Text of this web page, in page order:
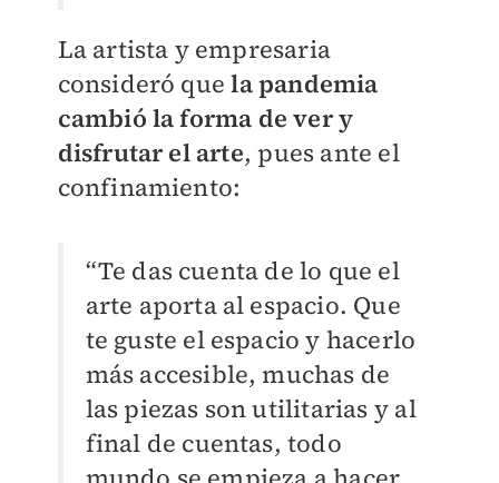
La artista y empresaria
consideró quela pandemia
cambió la forma de ver y
disfrutar el arte, pues ante el
confinamiento:
“Te das cuenta de lo que el
arte aporta al espacio. Que
te guste el espacio y hacerlo
más accesible, muchas de
las piezas son utilitarias y al
final de cuentas, todo